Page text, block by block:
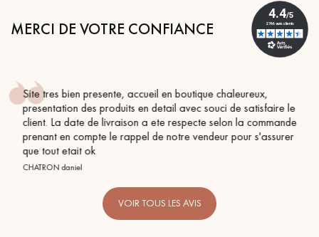
MERCI DE VOTRE CONFIANCE
satisfaire le
la commande
s'assurer
Conseil parfait, échanges fluides. Je
BEILE FRANCK
VOIR TOUS LES AVIS